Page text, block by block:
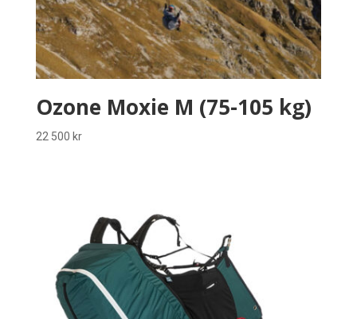
Ozone Moxie M (75-105 kg)
22 500 kr